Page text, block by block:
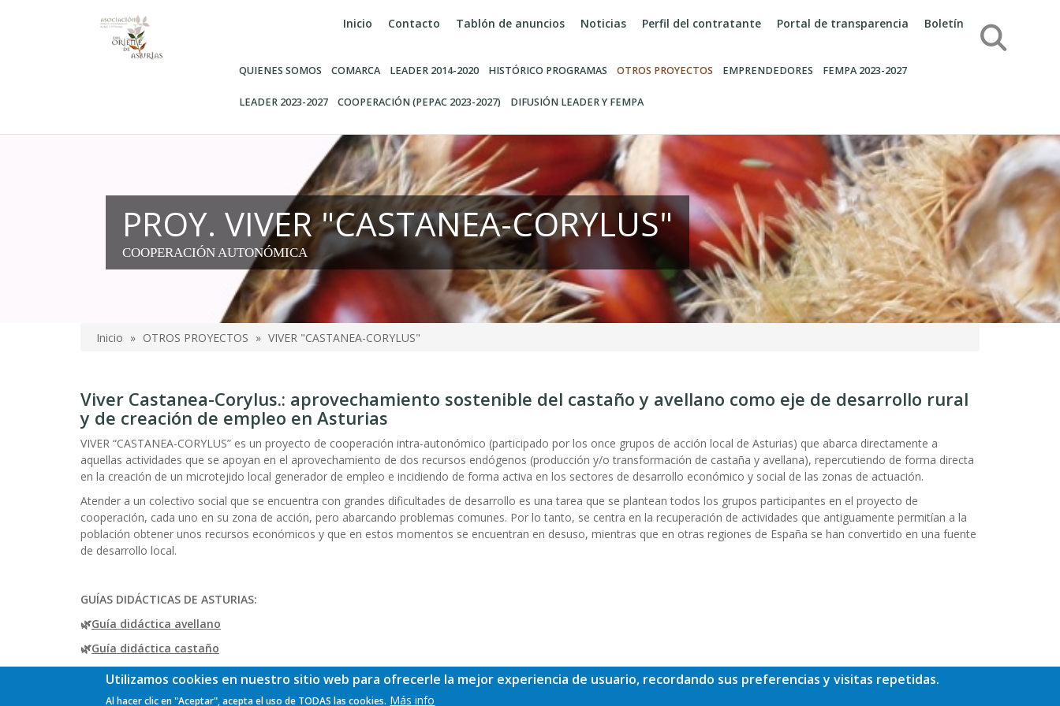
Inicio Contacto Tablón de anuncios Noticias Perfil del contratante Portal de transparencia Boletín
QUIENES SOMOS COMARCA LEADER 2014-2020 HISTÓRICO PROGRAMAS OTROS PROYECTOS EMPRENDEDORES FEMPA 2023-2027
LEADER 2023-2027 COOPERACIÓN (PEPAC 2023-2027) DIFUSIÓN LEADER Y FEMPA
Búsqueda
PROY. VIVER "CASTANEA-CORYLUS"
COOPERACIÓN AUTONÓMICA
enlaces
de
ayuda
a
la
navegación
Inicio OTROS PROYECTOS VIVER "CASTANEA-CORYLUS"
Viver Castanea-Corylus.: aprovechamiento sostenible del castaño y avellano como eje de desarrollo rural
y de creación de empleo en Asturias
VIVER “CASTANEA-CORYLUS” es un proyecto de cooperación intra-autonómico (participado por los once grupos de acción local de Asturias) que abarca directamente a
aquellas actividades que se apoyan en el aprovechamiento de dos recursos endógenos (producción y/o transformación de castaña y avellana), repercutiendo de forma directa
en la creación de un microtejido local generador de empleo e incidiendo de forma activa en los sectores de desarrollo económico y social de las zonas de actuación.
Atender a un colectivo social que se encuentra con grandes dificultades de desarrollo es una tarea que se plantean todos los grupos participantes en el proyecto de
cooperación, cada uno en su zona de acción, pero abarcando problemas comunes. Por lo tanto, se centra en la recuperación de actividades que antiguamente permitían a la
población obtener unos recursos económicos y que en estos momentos se encuentran en desuso, mientras que en otras regiones de España se han convertido en una fuente
de desarrollo local.
GUÍAS DIDÁCTICAS DE ASTURIAS:
🌿Guía didáctica avellano
🌿Guía didáctica castaño
Más información
Utilizamos cookies en nuestro sitio web para ofrecerle la mejor experiencia de usuario, recordando sus preferencias y visitas repetidas.
Al hacer clic en "Aceptar", acepta el uso de TODAS las cookies. Más info